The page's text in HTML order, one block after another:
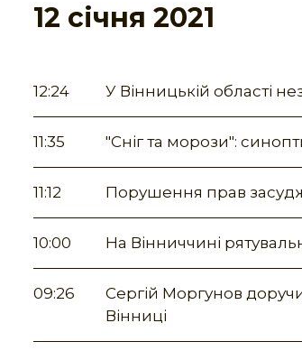
12 січня 2021
12:24 У Вінницькій області
11:35 "Сніг та морози":
11:12 Порушення прав
10:00 На Вінниччині
09:26
Сергій Моргунов
Вінниці